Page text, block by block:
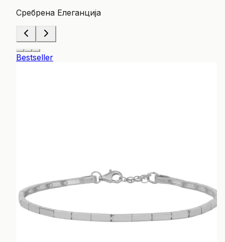
Сребрена Елеганција
Bestseller